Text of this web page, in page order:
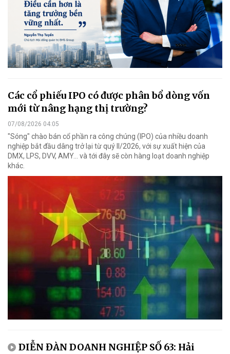
Các cổ phiếu IPO có được phân bổ dòng vốn
mới từ nâng hạng thị trường?
07/08/2026 04:05
"Sóng" chào bán cổ phần ra công chúng (IPO) của nhiều doanh
nghiệp bắt đầu dâng trở lại từ quý II/2026, với sự xuất hiện của
DMX, LPS, DVV, AMY... và tới đây sẽ còn hàng loạt doanh nghiệp
khác.
DIỄN ĐÀN DOANH NGHIỆP SỐ 63: Hải